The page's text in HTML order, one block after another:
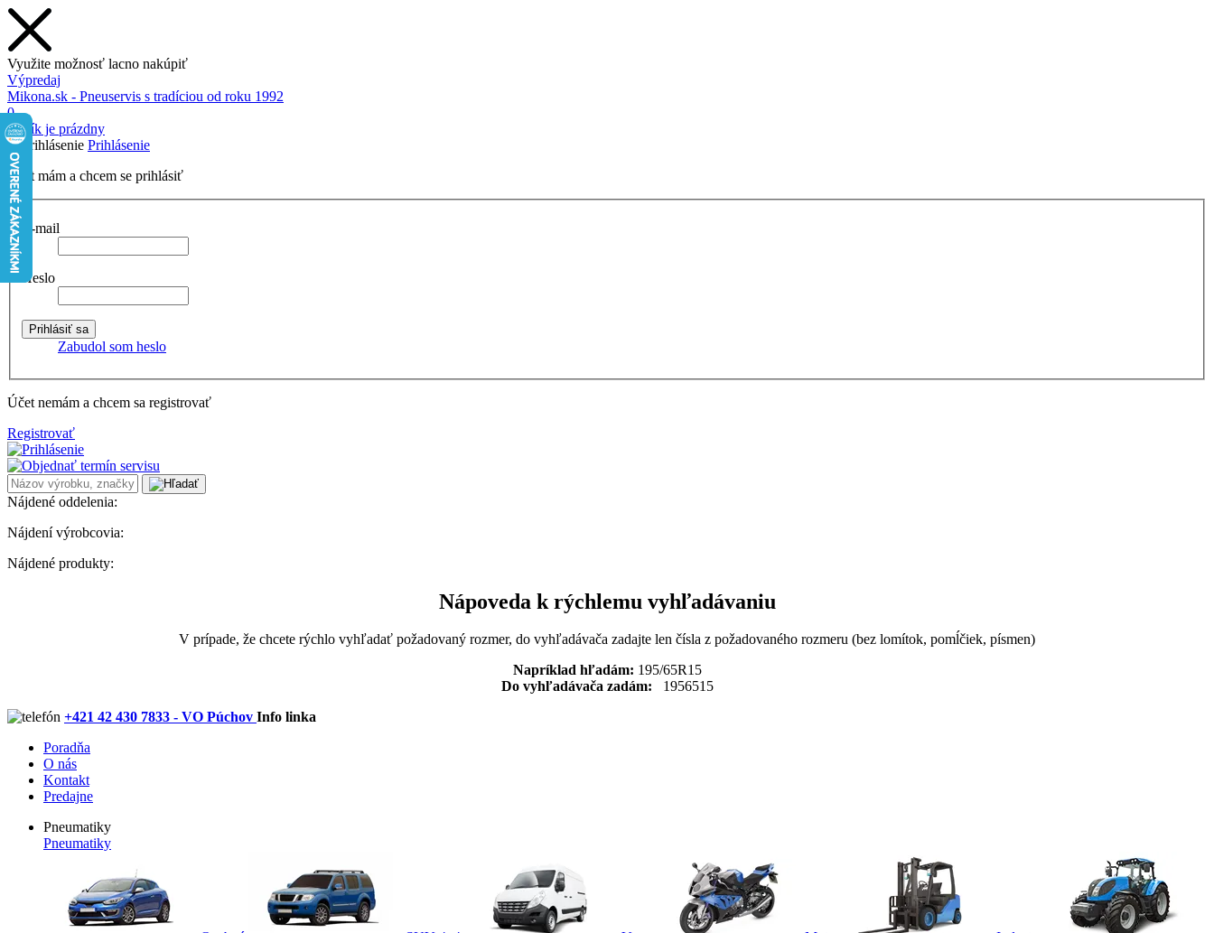
Využite možnosť lacno nakúpiť
Výpredaj
Mikona.sk - Pneuservis s tradíciou od roku 1992
0
Košík je prázdny
Prihlásenie
Účet mám a chcem se prihlásiť
E-mail
Heslo
Zabudol som heslo
Účet nemám a chcem sa registrovať
Registrovať
Nájdené oddelenia:
Nájdení výrobcovia:
Nájdené produkty:
Nápoveda k rýchlemu vyhľadávaniu
V prípade, že chcete rýchlo vyhľadať požadovaný rozmer, do vyhľadávača zadajte len čísla z požadovaného rozmeru (bez lomítok, pomĺčiek, písmen)
Napríklad hľadám: 195/65R15
Do vyhľadávača zadám: 1956515
+421 42 430 7833 - VO Púchov Info linka
Poradňa
O nás
Kontakt
Predajne
Pneumatiky
Pneumatiky